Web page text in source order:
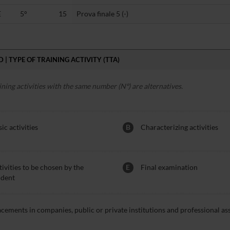
5° 15 Prova finale 5 (-)
| TYPE OF TRAINING ACTIVITY (TTA)
activities with the same number (Nº) are alternatives.
activities B Characterizing activities
to be chosen by the
E Final examination
in companies, public or private institutions and professional